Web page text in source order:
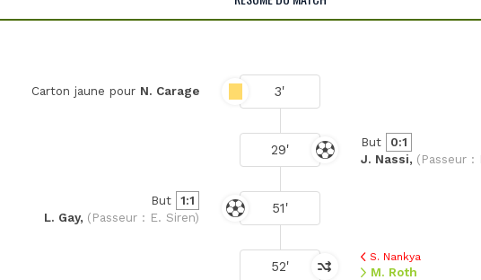
3'
Carton jaune pour N. Carage
29' But
0:1
J. Nassi, (Passeur :
51'
But
1:1
L. Gay, (Passeur : E. Siren)
52'
S. Nankya
M. Roth